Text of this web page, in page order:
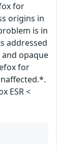
for
origins in
is in
addressed
opaque
for
ESR <